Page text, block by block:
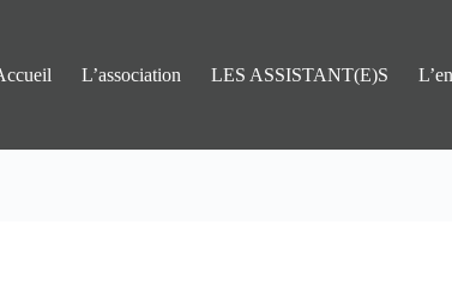
L’association LES ASSISTANT(E)S